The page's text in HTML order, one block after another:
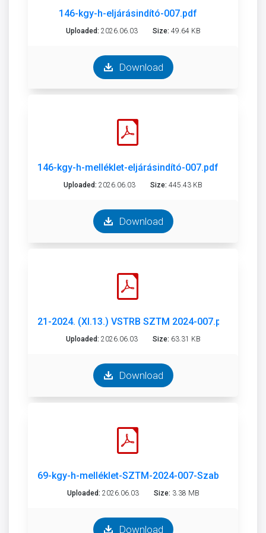
146-kgy-h-eljárásindító-007.pdf
Uploaded: 2026.06.03 Size: 49.64 KB
Download
146-kgy-h-melléklet-eljárásindító-007.pdf
Uploaded: 2026.06.03 Size: 445.43 KB
Download
21-2024. (XI.13.) VSTRB SZTM 2024-007.pdf
Uploaded: 2026.06.03 Size: 63.31 KB
Download
69-kgy-h-melléklet-SZTM-2024-007-Szabadhegy-
Uploaded: 2026.06.03 Size: 3.38 MB
Download